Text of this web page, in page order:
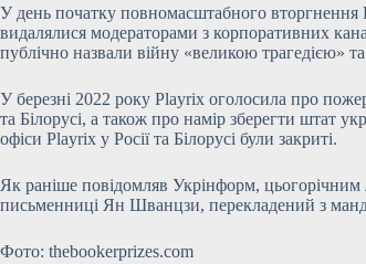
У день початку повномасштабного вторгнення
видалялися модераторами з корпоративних
публічно назвали війну «великою трагедією»
У березні 2022 року Playrix оголосила про
та Білорусі, а також про намір зберегти штат
офіси Playrix у Росії та Білорусі були закриті.
Як раніше повідомляв Укрінформ, цьогорічним
письменниці Ян Шванцзи, перекладений з
Фото: thebookerprizes.com